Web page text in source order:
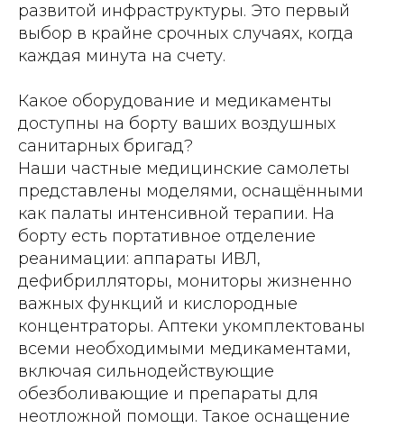
развитой инфраструктуры. Это первый
выбор в крайне срочных случаях, когда
каждая минута на счету.
Какое оборудование и медикаменты
доступны на борту ваших воздушных
санитарных бригад?
Наши частные медицинские самолеты
представлены моделями, оснащёнными
как палаты интенсивной терапии. На
борту есть портативное отделение
реанимации: аппараты ИВЛ,
дефибрилляторы, мониторы жизненно
важных функций и кислородные
концентраторы. Аптеки укомплектованы
всеми необходимыми медикаментами,
включая сильнодействующие
обезболивающие и препараты для
неотложной помощи. Такое оснащение